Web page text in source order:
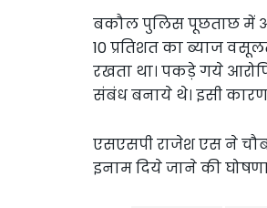
बकौल पुलिस पूछताछ में
10 प्रतिशत का ब्याज
रखता था। पकड़े गये
संबंध बनाये थे। इसी
एसएसपी राजेश एस ने
इनाम दिये जाने की